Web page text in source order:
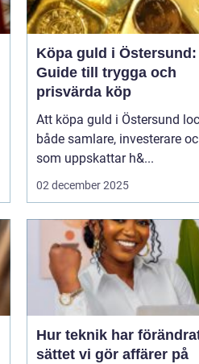
Köpa guld i Östersund:
Guide till trygga och
prisvärda köp
Att köpa guld i Östersund
både samlare, investerare
som uppskattar h&...
02 december 2025
Hur teknik har
sättet vi gör affärer på